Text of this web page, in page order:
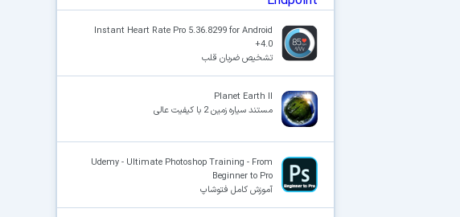
Instant Heart Rate Pro 5.36.8299 for Android
+4.0
تشخیص ضربان قلب
Planet Earth II
مستند سیاره زمین 2 با کیفیت عالی
Udemy - Ultimate Photoshop Training - From
Beginner to Pro
آموزش کامل فتوشاپ